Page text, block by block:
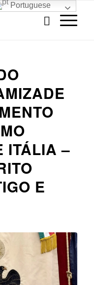
ITÁLIA –
E
Portuguese